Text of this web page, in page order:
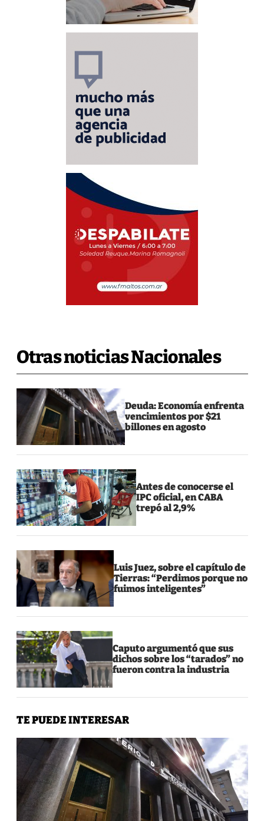
Otras noticias Nacionales
Deuda: Economía enfrenta
vencimientos por $21
billones en agosto
Antes de conocerse el
IPC oficial, en CABA
trepó al 2,9%
Luis Juez, sobre el capítulo de
Tierras: “Perdimos porque no
fuimos inteligentes”
Caputo argumentó que sus
dichos sobre los “tarados” no
fueron contra la industria
TE PUEDE INTERESAR